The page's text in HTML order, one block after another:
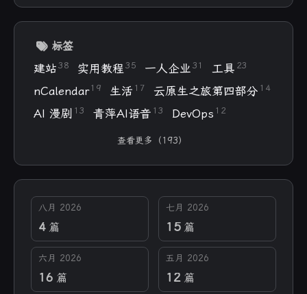
标签
建站 38 实用教程 35 一人企业 31 工具 23
nCalendar 19 生活 17 云原生之旅第四部分 14
AI 漫剧 13 青萍AI语音 13 DevOps 12
查看更多（193）
八月 2026
4 篇
七月 2026
15 篇
六月 2026
16 篇
五月 2026
12 篇